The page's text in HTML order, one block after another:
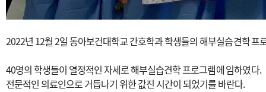
2022년 12월 2일 동아보건대학교 간호학과 학생들의 해부실습견학 프
40명의 학생들이 열정적인 자세로 해부실습견학 프로그램에 임하였다.
전문적인 의료인으로 거듭나기 위한 값진 시간이 되었기를 바란다.